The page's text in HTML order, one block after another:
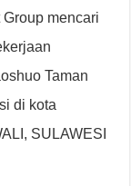
mencari
Taman
di kota
SULAWESI